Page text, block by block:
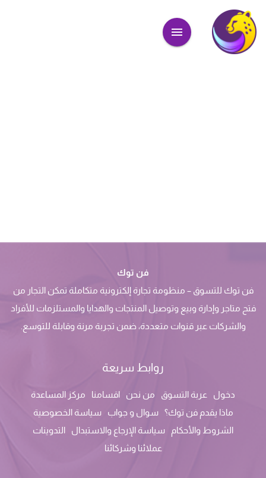
فن توك
فن توك للتسوق – منظومة تجارة إلكترونية متكاملة تمكن التجار من
فتح متاجر وإدارة وبيع وتوصيل المنتجات والهدايا والمستلزمات للأفراد
والشركات عبر قنوات متعددة، ضمن تجربة مرنة وقابلة للتوسع.
روابط سريعة
دخول عربة التسوق من نحن اقسامنا
مركز المساعدة
ماذا يقدم فن توك؟
سوال و جواب
سياسة الخصوصية
الشروط والأحكام
سياسة الإرجاع والاستبدال
التدوينات
عملائنا وشركائنا